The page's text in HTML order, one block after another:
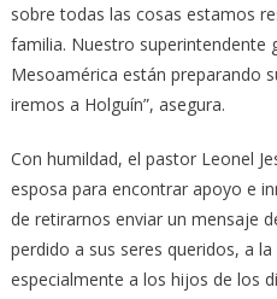
sobre todas las cosas estamos
familia. Nuestro superintendente
Mesoamérica están preparando
iremos a Holguín”, asegura.
Con humildad, el pastor Leonel
esposa para encontrar apoyo e
de retirarnos enviar un mensaje
perdido a sus seres queridos, a
especialmente a los hijos de los